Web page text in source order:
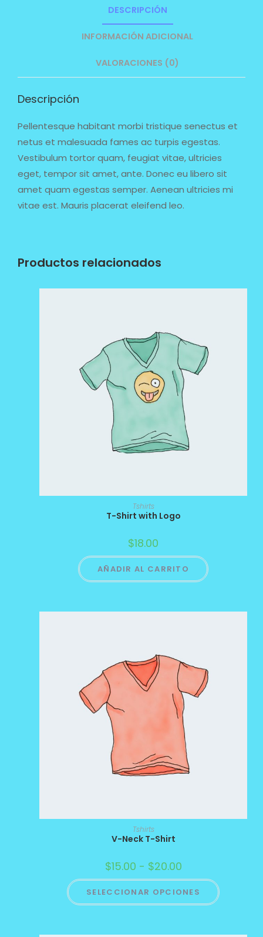
DESCRIPCIÓN
INFORMACIÓN ADICIONAL
VALORACIONES (0)
Descripción
Pellentesque habitant morbi tristique senectus et
netus et malesuada fames ac turpis egestas.
Vestibulum tortor quam, feugiat vitae, ultricies
eget, tempor sit amet, ante. Donec eu libero sit
amet quam egestas semper. Aenean ultricies mi
vitae est. Mauris placerat eleifend leo.
Productos relacionados
Tshirts
T-Shirt with Logo
$18.00
AÑADIR AL CARRITO
Tshirts
V-Neck T-Shirt
$15.00 - $20.00
SELECCIONAR OPCIONES